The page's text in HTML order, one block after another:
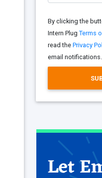
By clicking the
Intern Plug Terms
read the Privacy
email notifications.